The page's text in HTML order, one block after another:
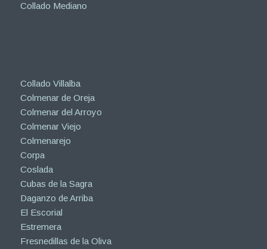
Collado Mediano
Collado Villalba
Colmenar de Oreja
Colmenar del Arroyo
Colmenar Viejo
Colmenarejo
Corpa
Coslada
Cubas de la Sagra
Daganzo de Arriba
El Escorial
Estremera
Fresnedillas de la Oliva